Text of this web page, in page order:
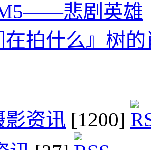
悲剧英雄
在拍什么』树
影资讯 [1200]